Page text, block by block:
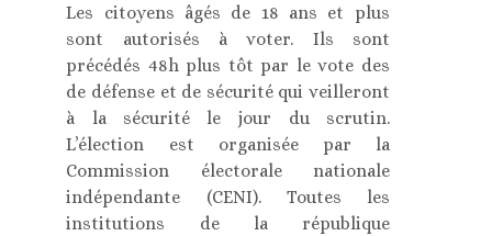
Les citoyens âgés de 18 ans et plus
sont autorisés à voter. Ils sont
précédés 48h plus tôt par le vote des
de défense et de sécurité qui veilleront
à la sécurité le jour du scrutin.
L’élection est organisée par la
Commission électorale nationale
indépendante (CENI). Toutes les
institutions de la république